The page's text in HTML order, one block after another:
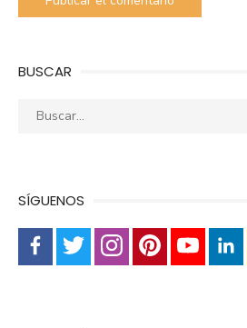
BUSCAR
Buscar:
SÍGUENOS